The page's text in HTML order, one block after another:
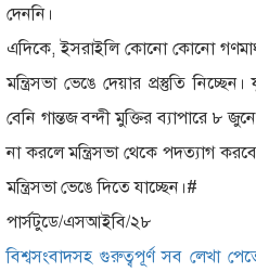
দেননি।
এদিকে,ইসরাইলি কোনো কোনো
মন্ত্রিসভা ভেঙে দেয়ার প্রস্তুতি
বেনি গান্তজ বন্দী মুক্তির ব্যাপারে ৮
না করলে মন্ত্রিসভা থেকে পদত্যাগ
মন্ত্রিসভা ভেঙে দিতে যাচ্ছেন।#
পার্সটুডে/এসআইবি/২৮
বিশ্বসংবাদসহ গুরুত্বপূর্ণ সব লেখা